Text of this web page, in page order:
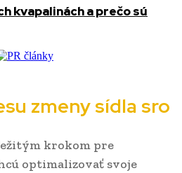
kvapalinách a prečo sú
zmeny sídla sro
krokom pre
optimalizovať svoje